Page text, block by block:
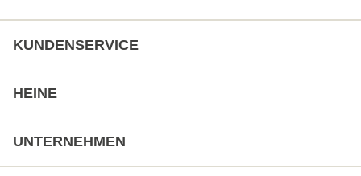
KUNDENSERVICE
HEINE
UNTERNEHMEN